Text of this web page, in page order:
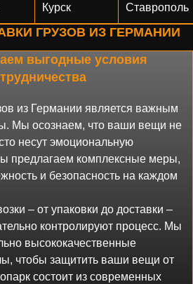
Курск Ставрополь
ГРУЗОВ ИЗ ГЕРМАНИИ
выгодные условия
из Германии является важным
Мы осознаем, что ваши вещи не
несут эмоциональную
предлагаем комплексные меры,
и безопасность на каждом
– от упаковки до доставки –
контролируют процесс. Мы
высококачественные
чтобы защитить ваши вещи от
состоит из современных